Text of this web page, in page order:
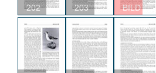
202 203 BILD